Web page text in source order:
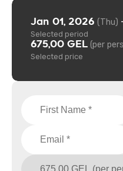
Jan 01, 2026 (Thu)
Selected period
675,00 GEL (per
Selected price